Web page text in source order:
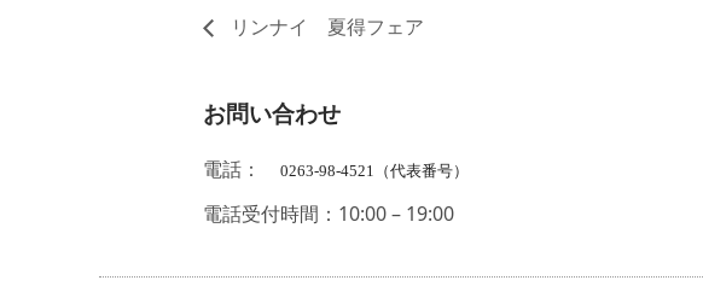
リンナイ 夏得フェア
お問い合わせ
電話： 0263-98-4521（代表番号）
電話受付時間：10:00 – 19:00